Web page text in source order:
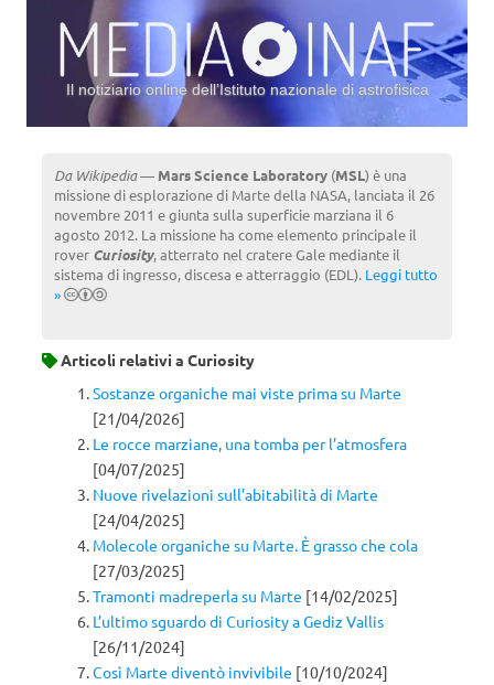
Il notiziario online dell’Istituto nazionale di astrofisica
Da Wikipedia— Mars Science Laboratory(MSL) è una
missione di esplorazione di Marte della NASA, lanciata il 26
novembre 2011 e giunta sulla superficie marziana il 6
agosto 2012. La missione ha come elemento principale il
rover Curiosity, atterrato nel cratere Gale mediante il
sistema di ingresso, discesa e atterraggio (EDL). Leggi tutto
»
Articoli relativi a Curiosity
Sostanze organiche mai viste prima su Marte
[21/04/2026]
Le rocce marziane, una tomba per l’atmosfera
[04/07/2025]
Nuove rivelazioni sull’abitabilità di Marte
[24/04/2025]
Molecole organiche su Marte. È grasso che cola
[27/03/2025]
Tramonti madreperla su Marte [14/02/2025]
L’ultimo sguardo di Curiosity a Gediz Vallis
[26/11/2024]
Così Marte diventò invivibile [10/10/2024]